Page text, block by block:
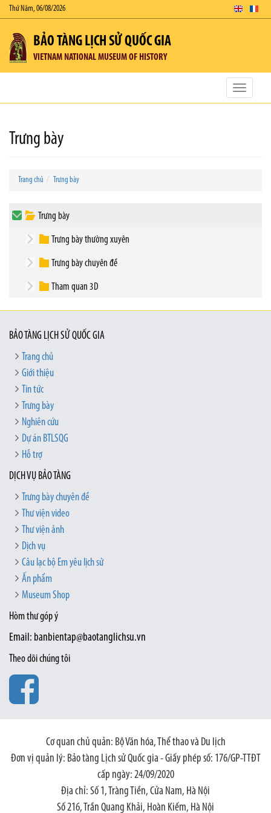
Thứ Năm, 06/08/2026
BẢO TÀNG LỊCH SỬ QUỐC GIA
VIETNAM NATIONAL MUSEUM OF HISTORY
Toggle
Trưng bày
Trang chủ Trưng bày
Trưng bày
Trưng bày thường xuyên
Trưng bày chuyên đề
Tham quan 3D
BẢO TÀNG LỊCH SỬ QUỐC GIA
Trang chủ
Giới thiệu
Tin tức
Trưng bày
Nghiên cứu
Dự án BTLSQG
Hỗ trợ
DỊCH VỤ BẢO TÀNG
Trưng bày chuyên đề
Thư viện video
Thư viện ảnh
Dịch vụ
Câu lạc bộ Em yêu lịch sử
Ấn phẩm
Museum Shop
Hòm thư góp ý
Email: banbientap@baotanglichsu.vn
Theo dõi chúng tôi
Cơ quan chủ quản: Bộ Văn hóa, Thể thao và Du lịch
Đơn vị quản lý: Bảo tàng Lịch sử Quốc gia - Giấy phép số: 176/GP-TTĐT
cấp ngày: 24/09/2020
Địa chỉ: Số 1, Tràng Tiền, Cửa Nam, Hà Nội
Số 216, Trần Quang Khải, Hoàn Kiếm, Hà Nội